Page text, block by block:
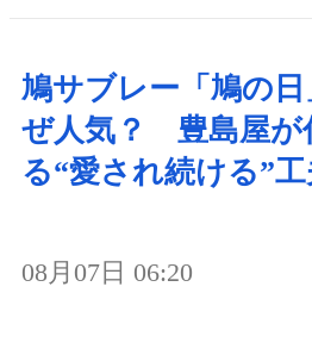
鳩サブレー「鳩の日
ぜ人気？ 豊島屋が
る“愛され続ける”工
08月07日 06:20